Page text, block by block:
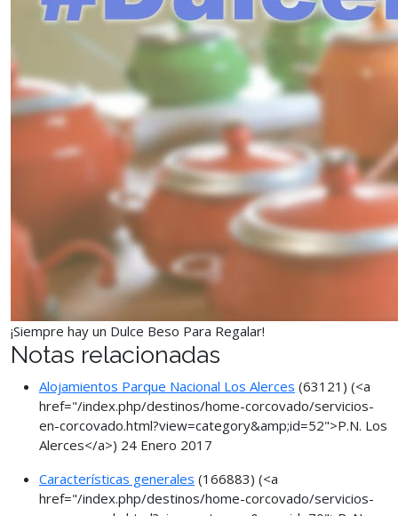
¡Siempre hay un Dulce Beso Para Regalar!
Notas relacionadas
Alojamientos Parque Nacional Los Alerces (63121) (<a
href="/index.php/destinos/home-corcovado/servicios-
en-corcovado.html?view=category&amp;id=52">P.N. Los
Alerces</a>) 24 Enero 2017
Características generales (166883) (<a
href="/index.php/destinos/home-corcovado/servicios-